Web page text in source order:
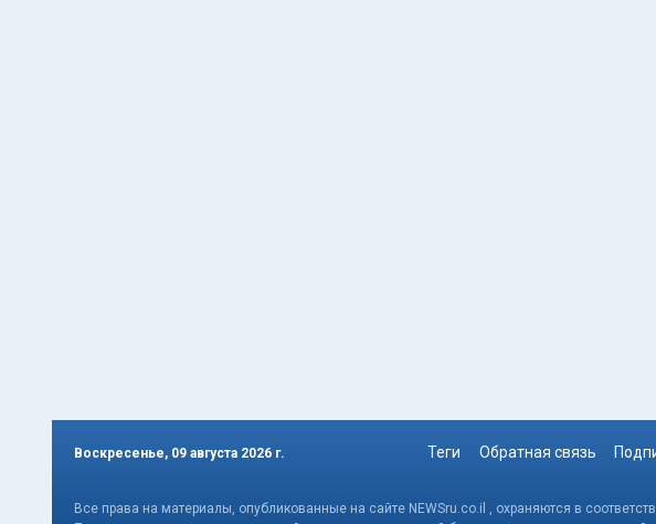
Воскресенье, 09 августа 2026 г. Теги Обратная связь
Все права на материалы, опубликованные на сайте NEWSru.co.il , охраняются в